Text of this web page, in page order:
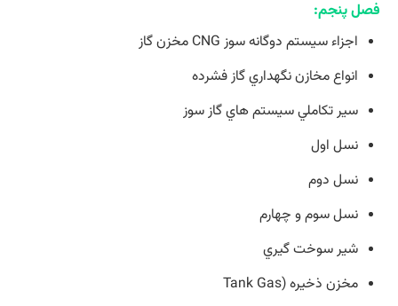
فصل پنجم:
اجزاء سيستم دوگانه سوز CNG مخزن گاز
انواع مخازن نگهداري گاز فشرده
سير تكاملي سيستم هاي گاز سوز
نسل اول
نسل دوم
نسل سوم و چهارم
شير سوخت گيري
مخزن ذخيره (Tank Gas